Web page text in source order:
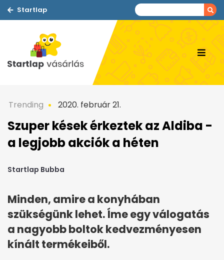
Startlap
Trending 2020. február 21.
Szuper kések érkeztek az Aldiba -
a legjobb akciók a héten
Startlap Bubba
Minden, amire a konyhában
szükségünk lehet. Íme egy válogatás
a nagyobb boltok kedvezményesen
kínált termékeiből.